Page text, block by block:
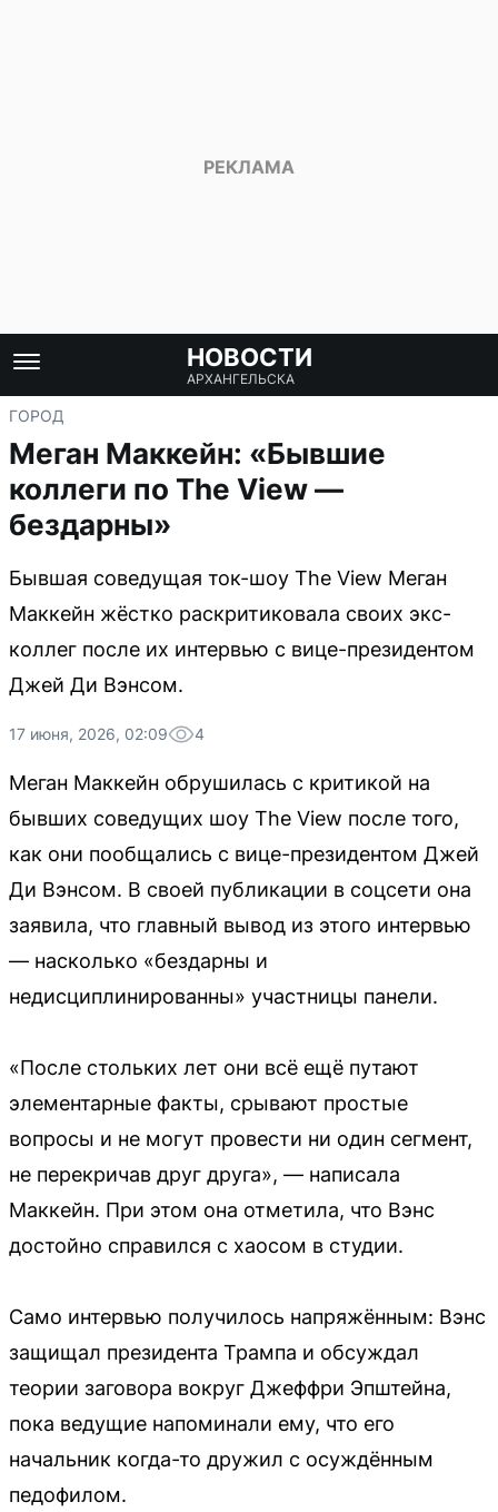
НОВОСТИ
АРХАНГЕЛЬСКА
ГОРОД
Меган Маккейн: «Бывшие
коллеги по The View —
бездарны»
Бывшая соведущая ток-шоу The View Меган
Маккейн жёстко раскритиковала своих экс-
коллег после их интервью с вице-президентом
Джей Ди Вэнсом.
17 июня, 2026, 02:09 4
Меган Маккейн обрушилась с критикой на
бывших соведущих шоу The View после того,
как они пообщались с вице-президентом Джей
Ди Вэнсом. В своей публикации в соцсети она
заявила, что главный вывод из этого интервью
— насколько «бездарны и
недисциплинированны» участницы панели.
«После стольких лет они всё ещё путают
элементарные факты, срывают простые
вопросы и не могут провести ни один сегмент,
не перекричав друг друга», — написала
Маккейн. При этом она отметила, что Вэнс
достойно справился с хаосом в студии.
Само интервью получилось напряжённым: Вэнс
защищал президента Трампа и обсуждал
теории заговора вокруг Джеффри Эпштейна,
пока ведущие напоминали ему, что его
начальник когда-то дружил с осуждённым
педофилом.